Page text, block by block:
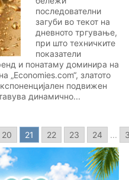
последователни
загуби во текот на
дневното тргување,
при што техничките
показатели
и понатаму доминира на
„Economies.com“, златото
подвижен
динамично...
20 21 22 23 24 ...